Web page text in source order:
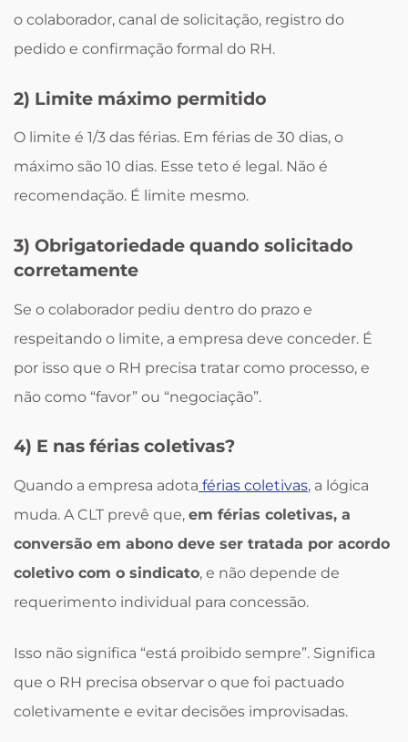
o colaborador, canal de solicitação, registro do
pedido e confirmação formal do RH.
2) Limite máximo permitido
O limite é 1/3 das férias. Em férias de 30 dias, o
máximo são 10 dias. Esse teto é legal. Não é
recomendação. É limite mesmo.
3) Obrigatoriedade quando solicitado
corretamente
Se o colaborador pediu dentro do prazo e
respeitando o limite, a empresa deve conceder. É
por isso que o RH precisa tratar como processo, e
não como “favor” ou “negociação”.
4) E nas férias coletivas?
Quando a empresa adota férias coletivas, a lógica
muda. A CLT prevê que, em férias coletivas, a
conversão em abono deve ser tratada por acordo
coletivo com o sindicato, e não depende de
requerimento individual para concessão.
Isso não significa “está proibido sempre”. Significa
que o RH precisa observar o que foi pactuado
coletivamente e evitar decisões improvisadas.